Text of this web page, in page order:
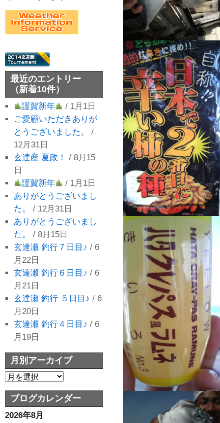
最近のエントリー
（新着10件）
謹賀新年
/ 1月1日
ご愛顧いただきありが
とうございました。
/
12月31日
玄達産 夏政！
/ 8月15
日
謹賀新年
/ 1月1日
ありがとうございまし
た。
/ 12月31日
ありがとうございまし
た。
/ 8月15日
玄達瀬 釣行７日目♪ / 6
月22日
玄達瀬 釣行６日目♪ / 6
月21日
玄達瀬 釣行 ５日目♪ / 6
月20日
玄達瀬 釣行４日目♪ / 6
月19日
月別アーカイブ
ブログカレンダー
2026年8月